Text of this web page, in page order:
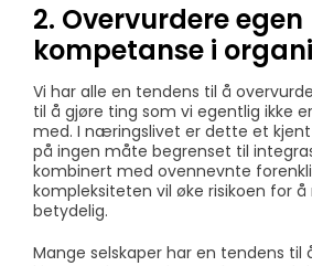
2. Overvurdere egen
kompetanse i
Vi har alle en tendens til å
til å gjøre ting som vi egentlig ikke
med. I næringslivet er dette et
på ingen måte begrenset til
kombinert med ovennevnte
kompleksiteten vil øke risikoen for å
betydelig.
Mange selskaper har en tendens til